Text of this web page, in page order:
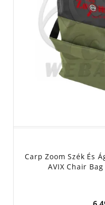
Carp Zoom Szék És
AVIX Chair